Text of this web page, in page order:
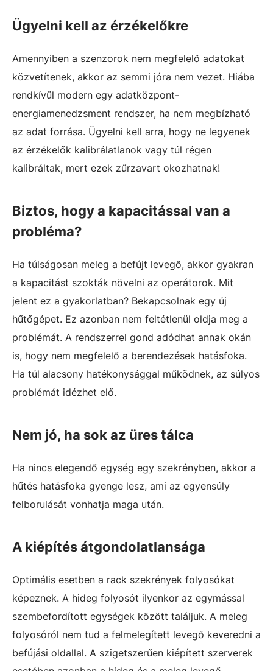
Ügyelni kell az érzékelőkre
Amennyiben a szenzorok nem megfelelő adatokat
közvetítenek, akkor az semmi jóra nem vezet. Hiába
rendkívül modern egy adatközpont-
energiamenedzsment rendszer, ha nem megbízható
az adat forrása. Ügyelni kell arra, hogy ne legyenek
az érzékelők kalibrálatlanok vagy túl régen
kalibráltak, mert ezek zűrzavart okozhatnak!
Biztos, hogy a kapacitással van a
probléma?
Ha túlságosan meleg a befújt levegő, akkor gyakran
a kapacitást szokták növelni az operátorok. Mit
jelent ez a gyakorlatban? Bekapcsolnak egy új
hűtőgépet. Ez azonban nem feltétlenül oldja meg a
problémát. A rendszerrel gond adódhat annak okán
is, hogy nem megfelelő a berendezések hatásfoka.
Ha túl alacsony hatékonysággal működnek, az súlyos
problémát idézhet elő.
Nem jó, ha sok az üres tálca
Ha nincs elegendő egység egy szekrényben, akkor a
hűtés hatásfoka gyenge lesz, ami az egyensúly
felborulását vonhatja maga után.
A kiépítés átgondolatlansága
Optimális esetben a rack szekrények folyosókat
képeznek. A hideg folyosót ilyenkor az egymással
szembefordított egységek között találjuk. A meleg
folyosóról nem tud a felmelegített levegő keveredni a
befújási oldallal. A szigetszerűen kiépített szerverek